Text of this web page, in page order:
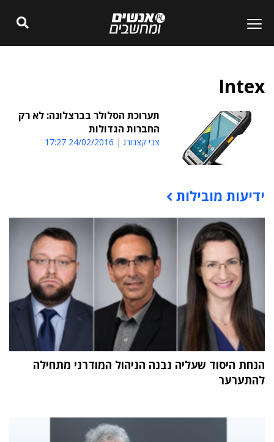
Intex
תערוכת הסלולר בברצלונה: לא רק
החברות הגדולות
צבי קצבורג 24/02/2016 17:27
תוכן פרסומי
ידיעות מובילות
הנחת היסוד שעליה נבנה הניהול המודרני מתחילה
להתערער